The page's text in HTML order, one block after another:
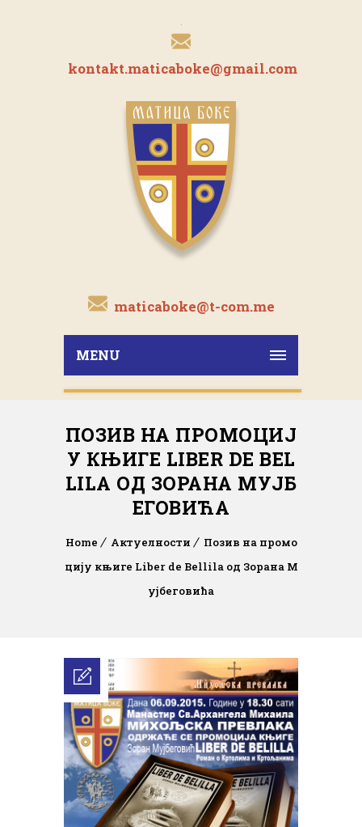
kontakt.maticaboke@gmail.com
maticaboke@t-com.me
MENU
ПОЗИВ НА ПРОМОЦИЈ
У КЊИГЕ LIBER DE BEL
LILA ОД ЗОРАНА МУЈБ
ЕГОВИЋА
Home Актуелности
Позив на промо
цију књиге Liber de Bellila од Зорана М
ујбеговића